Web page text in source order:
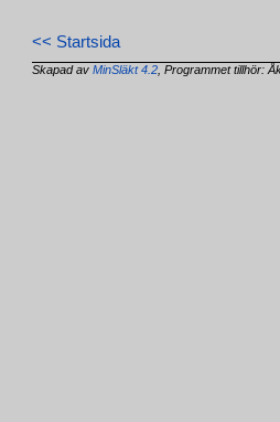
<< Startsida
Skapad avMinSläkt 4.2 , Programmet tillhör: